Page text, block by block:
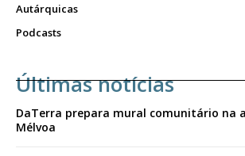
Autárquicas
Podcasts
Últimas notícias
DaTerra prepara mural comunitário na
Mélvoa